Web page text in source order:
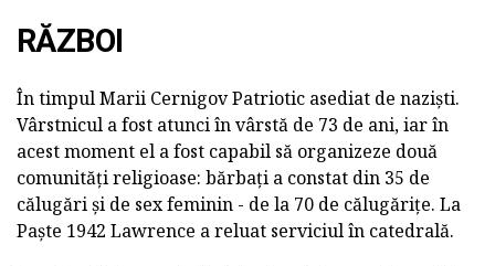
RĂZBOI
În timpul Marii Cernigov Patriotic asediat de naziști.
Vârstnicul a fost atunci în vârstă de 73 de ani, iar în
acest moment el a fost capabil să organizeze două
comunități religioase: bărbați a constat din 35 de
călugări și de sex feminin - de la 70 de călugărițe. La
Paște 1942 Lawrence a reluat serviciul în catedrală.